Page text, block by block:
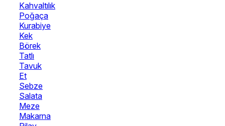
Kahvaltılık
Poğaça
Kurabiye
Kek
Börek
Tatlı
Tavuk
Et
Sebze
Salata
Meze
Makarna